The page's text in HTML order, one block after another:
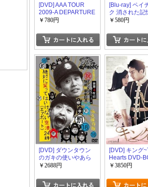
[DVD] AAA TOUR
2009-A DEPARTURE
PARTY-
￥780円
[Blu-ray] ペイ
ク 消された記
￥580円
[DVD] ダウンタウン
のガキの使いやあら
へんで18
￥2688円
[DVD] キング
Hearts DVD-
￥3850円